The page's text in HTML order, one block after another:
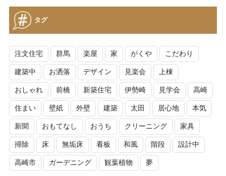
タグ
注文住宅 群馬 楽屋 家 がくや こだわり
建築中 お洒落 デザイン 見楽会 上棟
おしゃれ 前橋 新築住宅 伊勢崎 見学会 高崎
住まい 壁紙 外壁 建築 太田 居心地 本気
新聞 おもてなし おうち クリーニング 家具
掃除 床 無垢床 看板 和風 階段 設計中
高崎市 ガーデニング 観葉植物 夢